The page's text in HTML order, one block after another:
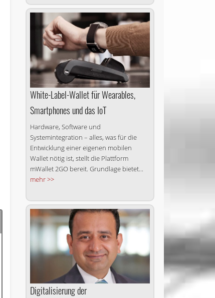
White-Label-Wallet für Wearables,
Smartphones und das IoT
Hardware, Software und
Systemintegration – alles, was für die
Entwicklung einer eigenen mobilen
Wallet nötig ist, stellt die Plattform
mWallet 2GO bereit. Grundlage bietet...
mehr >>
Digitalisierung der